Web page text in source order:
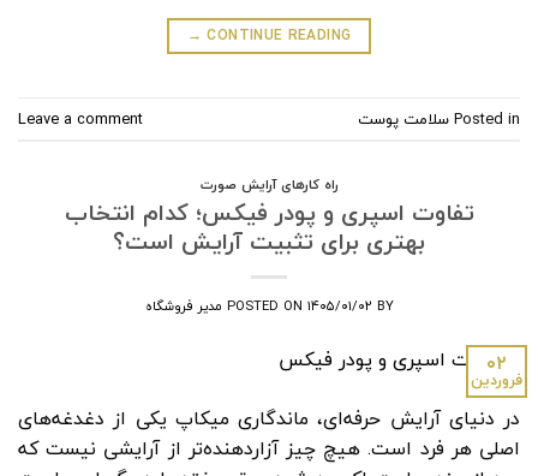
CONTINUE READING
→
Posted inسلامت پوست Leave a comment
راه کارهای آرایش صورت
تفاوت اسپری و پودر فیکس؛ کدام انتخاب
بهتری برای تثبیت آرایش است؟
POSTED ON ۱۴۰۵/۰۱/۰۲ BY مدیر فروشگاه
۰۲
فروردین
در دنیای آرایش حرفه‌ای، ماندگاری میکاپ یکی از دغدغه‌های
اصلی هر فرد است. هیچ چیز آزاردهنده‌تر از آرایشی نیست که